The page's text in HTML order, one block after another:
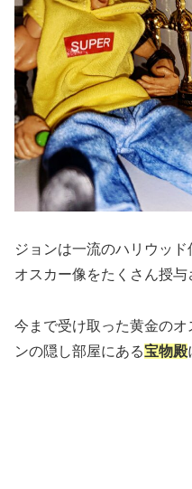
ジョンは一流のハリウッ
オスカー像をたくさん授与
今まで受け取った黄金の
ンの隠し部屋にある宝物殿